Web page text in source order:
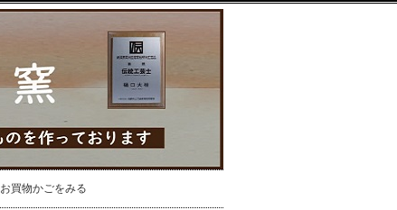
お買物かごをみる